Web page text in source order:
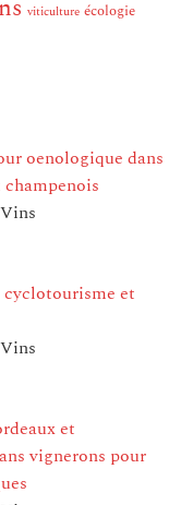
viticulture écologie
oenologique dans
et
et
vignerons pour